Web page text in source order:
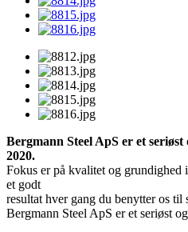
Bergmann Steel ApS er et
2020.
Fokus er på kvalitet og grundighed
et godt
resultat hver gang du benytter os til
Bergmann Steel ApS er et seriøst